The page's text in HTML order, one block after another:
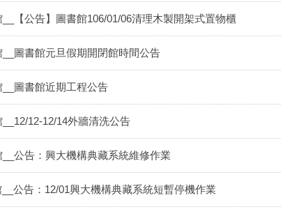
__【公告】圖書館106/01/06清理木製開架式置物櫃
__圖書館元旦假期開閉館時間公告
__圖書館近期工程公告
__12/12-12/14外牆清洗公告
__公告：興大機構典藏系統維修作業
__公告：12/01興大機構典藏系統短暫停機作業